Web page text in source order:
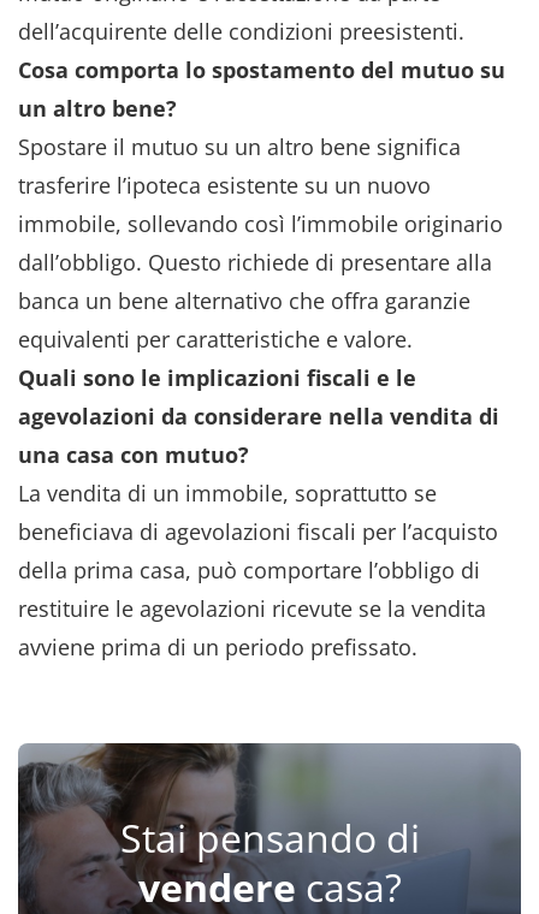
dell’acquirente delle condizioni preesistenti.
Cosa comporta lo spostamento del mutuo su
un altro bene?
Spostare il mutuo su un altro bene significa
trasferire l’ipoteca esistente su un nuovo
immobile, sollevando così l’immobile originario
dall’obbligo. Questo richiede di presentare alla
banca un bene alternativo che offra garanzie
equivalenti per caratteristiche e valore.
Quali sono le implicazioni fiscali e le
agevolazioni da considerare nella vendita di
una casa con mutuo?
La vendita di un immobile, soprattutto se
beneficiava di agevolazioni fiscali per l’acquisto
della prima casa, può comportare l’obbligo di
restituire le agevolazioni ricevute se la vendita
avviene prima di un periodo prefissato.
Stai pensando di
vendere casa?